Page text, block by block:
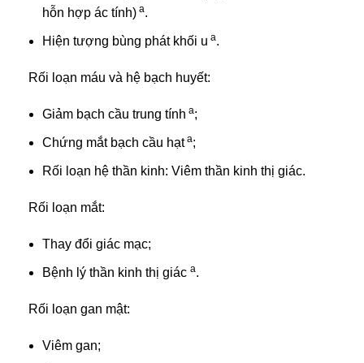
hỗn hợp ác tính) a.
Hiện tượng bùng phát khối u a.
Rối loạn máu và hệ bạch huyết:
Giảm bạch cầu trung tính a;
Chứng mắt bạch cầu hạta;
Rối loạn hệ thần kinh: Viêm thần kinh thị giác.
Rối loạn mắt:
Thay đổi giác mạc;
Bệnh lý thần kinh thị giác a.
Rối loạn gan mật:
Viêm gan;